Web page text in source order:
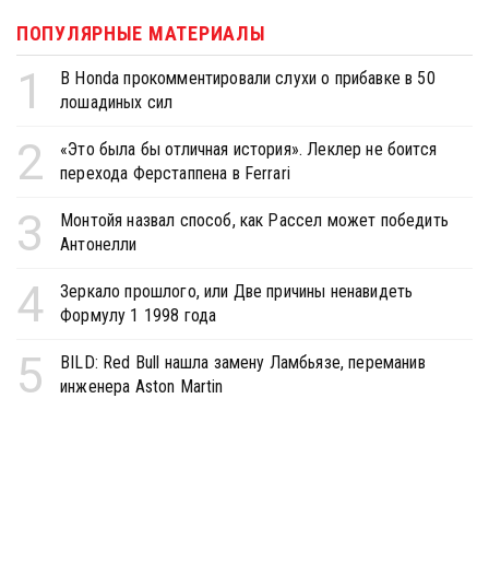
ПОПУЛЯРНЫЕ МАТЕРИАЛЫ
1
В Honda прокомментировали слухи о прибавке в 50
лошадиных сил
2
«Это была бы отличная история». Леклер не боится
перехода Ферстаппена в Ferrari
3
Монтойя назвал способ, как Рассел может победить
Антонелли
4
Зеркало прошлого, или Две причины ненавидеть
Формулу 1 1998 года
5
BILD: Red Bull нашла замену Ламбьязе, переманив
инженера Aston Martin